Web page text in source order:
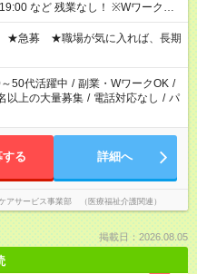
残業なし！ ※Wワークの
40時間超の就業はご案内できませ
以上勤務は社会保険への加入対象
雇い派遣の原則禁止）により、
内が難しい場合があります
★急募 ★職場が気に入れば、長期
50代活躍中 / 副業・WワークOK /
以上の大量募集 / 電話対応なし / パ
する 詳細へ
アサービス事業部 （医療福祉介護関連）
掲載日：2026.08.05